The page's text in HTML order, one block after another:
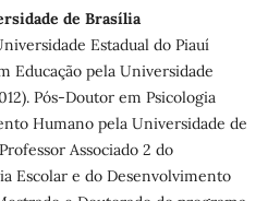
de Brasília
Estadual do Piauí
Educação pela Universidade
Pós-Doutor em Psicologia
Humano pela Universidade de
Associado 2 do
Escolar e do Desenvolvimento